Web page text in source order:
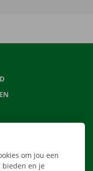
om jou een
bieden en je